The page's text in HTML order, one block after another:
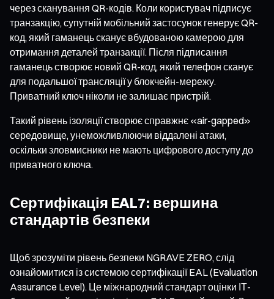
через сканування QR-кодів. Коли користувач підписує
транзакцію, супутній мобільний застосунок генерує QR-
код, який гаманець сканує вбудованою камерою для
отримання деталей транзакції. Після підписання
гаманець створює новий QR-код, який телефон сканує
для подальшої трансляції у блокчейн-мережу.
Приватний ключ ніколи не залишає пристрій.
Такий рівень ізоляції створює справжнє «air-gapped»
середовище, унеможливлюючи віддалені атаки,
оскільки зловмисники не мають цифрового доступу до
приватного ключа.
Сертифікація EAL7: вершина
стандартів безпеки
Щоб зрозуміти рівень безпеки NGRAVE ZERO, слід
ознайомитися із системою сертифікації EAL (Evaluation
Assurance Level). Це міжнародний стандарт оцінки ІТ-